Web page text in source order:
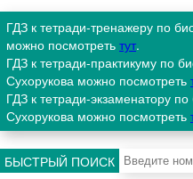
ГДЗ к тетради-тренажеру по
можно посмотреть тут.
ГДЗ к тетради-практикуму по
Сухорукова можно посмотреть
ГДЗ к тетради-экзаменатору
Сухорукова можно посмотреть
БЫСТРЫЙ ПОИСК